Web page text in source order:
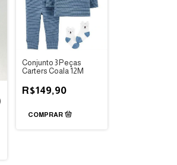
Conjunto 3 Peças
Carters Coala 12M
R$149,90